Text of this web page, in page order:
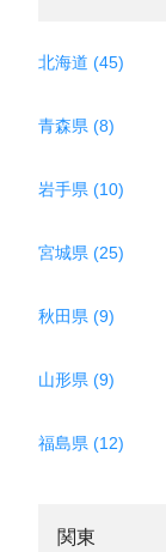
北海道 (45)
青森県 (8)
岩手県 (10)
宮城県 (25)
秋田県 (9)
山形県 (9)
福島県 (12)
関東